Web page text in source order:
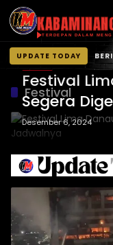
TERDEPAN DALAM
UPDATE TODAY
Langsung
konten
Festival
BERITA
Festival
Segera
Desember 6, 2024